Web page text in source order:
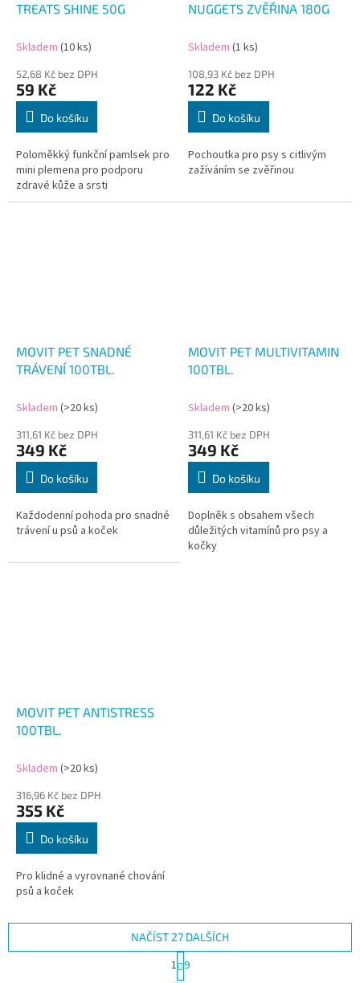
TREATS SHINE 50G
Skladem (10 ks)
52,68 Kč bez DPH
59 Kč
Do košíku
Poloměkký funkční pamlsek pro
mini plemena pro podporu
zdravé kůže a srsti
NUGGETS ZVĚŘINA 180G
Skladem (1 ks)
108,93 Kč bez DPH
122 Kč
Do košíku
Pochoutka pro psy s citlivým
zažíváním se zvěřinou
MOVIT PET SNADNÉ
TRÁVENÍ 100TBL.
Skladem (>20 ks)
311,61 Kč bez DPH
349 Kč
Do košíku
Každodenní pohoda pro snadné
trávení u psů a koček
MOVIT PET MULTIVITAMIN
100TBL.
Skladem (>20 ks)
311,61 Kč bez DPH
349 Kč
Do košíku
Doplněk s obsahem všech
důležitých vitamínů pro psy a
kočky
MOVIT PET ANTISTRESS
100TBL.
Skladem (>20 ks)
316,96 Kč bez DPH
355 Kč
Do košíku
Pro klidné a vyrovnané chování
psů a koček
NAČÍST 27 DALŠÍCH
S
t
1 9